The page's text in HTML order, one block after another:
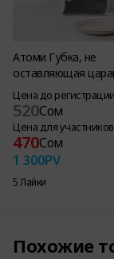
Атоми Губка, не
оставляющая
шт.)
Цена до регистрации
520Сом
Цена для участников
470Сом
1 300PV
5 Лайки
Похожие